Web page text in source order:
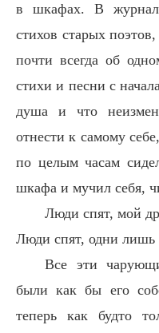
в шкафах. В
стихов старых
почти всегда об
стихи и песни с
душа и что
отнести к самому
по целым часам
шкафа и мучил себя,
Люди спят, мой
Люди спят, одни лишь
Все эти
были как бы его
теперь как будто